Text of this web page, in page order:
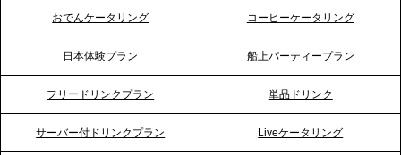
イッチに。新入社員研修で《食体験としてのケータ
プレスリリースのご案内｜ケータリングのセカンド
テーブル、横浜事務所を新設。神奈川エリアのサー
ビス提供体制を強化し、質の高い「場づくり」をサ
おでんケータリング コーヒーケータリング
日本体験プラン 船上パーティープラン
フリードリンクプラン 単品ドリンク
サーバー付ドリンクプラン Liveケータリング